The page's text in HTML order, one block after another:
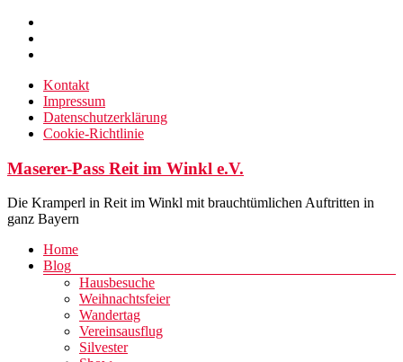
Zum
Inhalt
springen
Kontakt
Impressum
Datenschutzerklärung
Cookie-Richtlinie
Maserer-Pass Reit im Winkl e.V.
Die Kramperl in Reit im Winkl mit brauchtümlichen Auftritten in
ganz Bayern
Menü
Home
Blog
Hausbesuche
Weihnachtsfeier
Wandertag
Vereinsausflug
Silvester